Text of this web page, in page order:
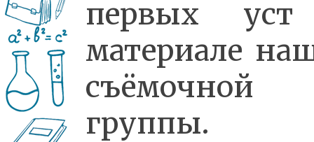
первых
материале
съёмочной
группы.